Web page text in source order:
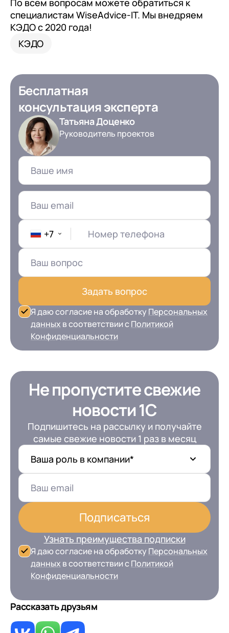
специалистам WiseAdvice-IT. Мы внедряем
КЭДО с 2020 года!
КЭДО
Бесплатная
консультация эксперта
Татьяна Доценко
Руководитель проектов
+7 Номер телефона
Задать вопрос
Я даю согласие на обработку Персональных
данных в соответствии сПолитикой
Конфиденциальности
Не пропустите свежие
новости 1С
Подпишитесь на рассылку и получайте
самые свежие новости 1 раз в месяц
Ваша роль в компании*
Подписаться
Узнать преимущества подписки
Я даю согласие на обработку Персональных
данных в соответствии сПолитикой
Конфиденциальности
Рассказать друзьям